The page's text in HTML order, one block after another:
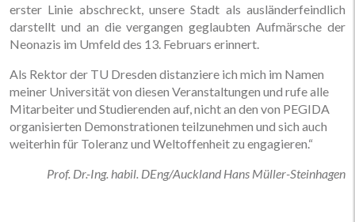
erster Linie abschreckt, unsere Stadt als ausländerfeindlich
darstellt und an die vergangen geglaubten Aufmärsche der
Neonazis im Umfeld des 13. Februars erinnert.
Als Rektor der TU Dresden distanziere ich mich im Namen
meiner Universität von diesen Veranstaltungen und rufe alle
Mitarbeiter und Studierenden auf, nicht an den von PEGIDA
organisierten Demonstrationen teilzunehmen und sich auch
weiterhin für Toleranz und Weltoffenheit zu engagieren.“
Prof. Dr.-Ing. habil. DEng/Auckland Hans Müller-Steinhagen